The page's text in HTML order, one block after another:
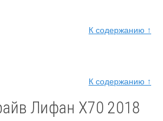
К содержанию ↑
К содержанию ↑
Лифан Х70 2018